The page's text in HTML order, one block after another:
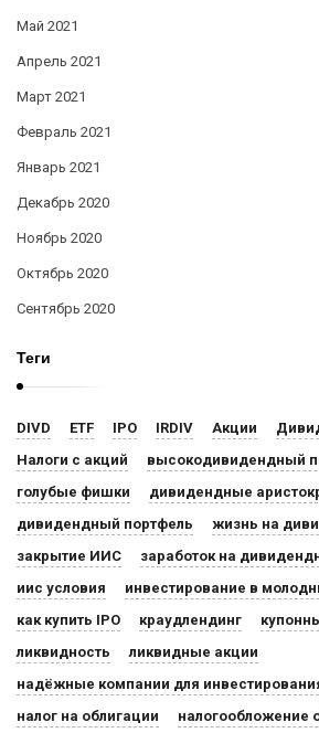
Май 2021
Апрель 2021
Март 2021
Февраль 2021
Январь 2021
Декабрь 2020
Ноябрь 2020
Октябрь 2020
Сентябрь 2020
Теги
DIVD ETF IPO IRDIV Акции
Налоги с акций
высокодивидендный
голубые фишки
дивидендные
дивидендный портфель
жизнь на
закрытие ИИС
заработок на
иис условия
инвестирование в
как купить IPO
краудлендинг
ликвидность
ликвидные акции
надёжные компании для
налог на облигации
налогообложение